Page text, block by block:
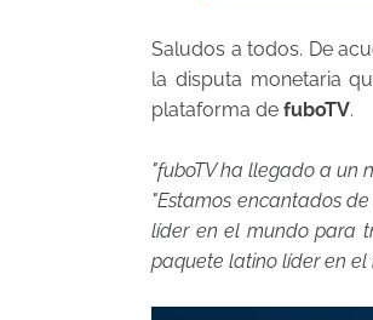
Saludos a todos. De
la disputa monetaria
plataforma de fuboTV.
"fuboTV ha llegado a un
"Estamos encantados
líder en el mundo para
paquete latino líder en